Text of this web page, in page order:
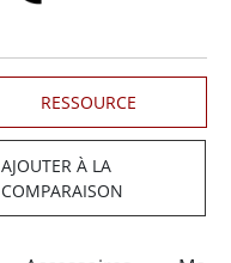
RESSOURCE
AJOUTER À LA
COMPARAISON